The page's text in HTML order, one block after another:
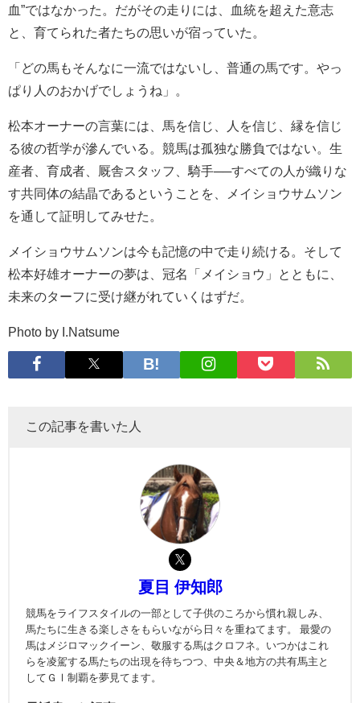
血”ではなかった。だがその走りには、血統を超えた意志
と、育てられた者たちの思いが宿っていた。
「どの馬もそんなに一流ではないし、普通の馬です。やっ
ぱり人のおかげでしょうね」。
松本オーナーの言葉には、馬を信じ、人を信じ、縁を信じ
る彼の哲学が滲んでいる。競馬は孤独な勝負ではない。生
産者、育成者、厩舎スタッフ、騎手──すべての人が織りな
す共同体の結晶であるということを、メイショウサムソン
を通して証明してみせた。
メイショウサムソンは今も記憶の中で走り続ける。そして
松本好雄オーナーの夢は、冠名「メイショウ」とともに、
未来のターフに受け継がれていくはずだ。
Photo by I.Natsume
この記事を書いた人
夏目 伊知郎
競馬をライフスタイルの一部として子供のころから慣れ親しみ、
馬たちに生きる楽しさをもらいながら日々を重ねてます。 最愛の
馬はメジロマックイーン、敬服する馬はクロフネ。いつかはこれ
らを凌駕する馬たちの出現を待ちつつ、中央＆地方の共有馬主と
してＧⅠ制覇を夢見てます。